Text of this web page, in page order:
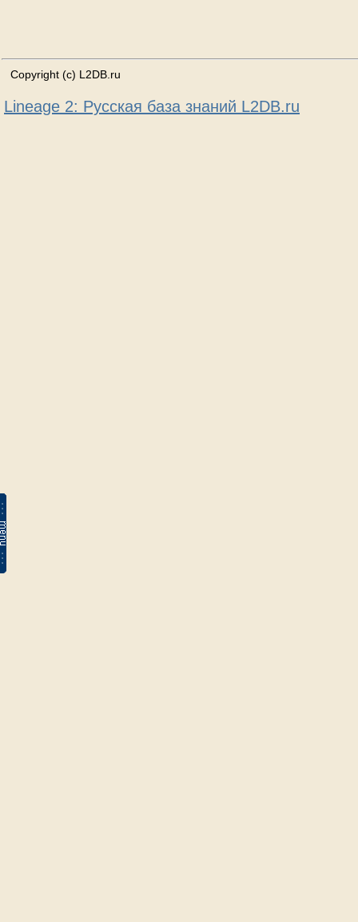
Copyright (c) L2DB.ru
Lineage 2: Русская база знаний L2DB.ru